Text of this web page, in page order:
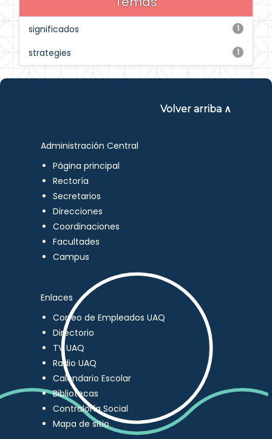
1
significados
1
strategies
Volver arriba ∧
Administración Central
Página principal
Rectoría
Secretarios
Direcciones
Coordinaciones
Facultades
Campus
Enlaces
Correo de Empleados UAQ
Directorio
TV UAQ
Radio UAQ
Calendario Escolar
Bibliotecas
Contraloría Social
Mapa de sitio